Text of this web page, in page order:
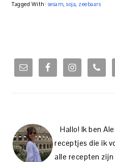
Tagged With: sesam,soja, zeebaars
SIDEBAR
Hallo! Ik ben
receptjes die ik
alle recepten